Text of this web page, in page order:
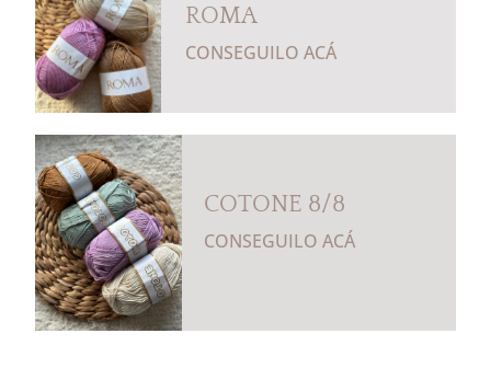
ROMA
CONSEGUILO ACÁ
COTONE 8/8
CONSEGUILO ACÁ